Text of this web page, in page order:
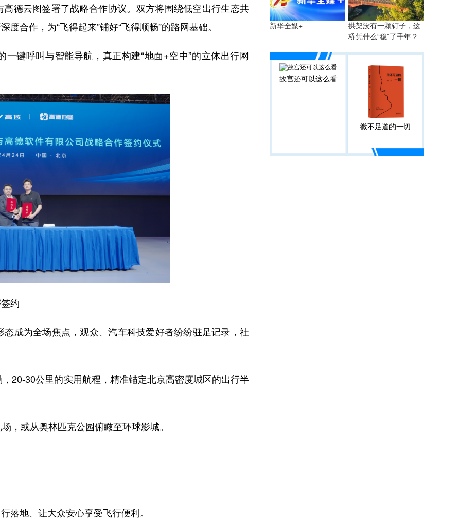
云图签署了战略合作协议。双方将围绕低空出行生态共
合作，为“飞得起来”铺好“飞得顺畅”的路网基础。
呼叫与智能导航，真正构建“地面+空中”的立体出行网
约
为全场焦点，观众、汽车科技爱好者纷纷驻足记录，社
30公里的实用航程，精准锚定北京高密度城区的出行半
或从奥林匹克公园俯瞰至环球影城。
地、让大众安心享受飞行便利。
新华全媒+
拱架没有一颗钉子，这
桥凭什么“稳”了千年？
故宫还可以这么看
微不足道的一切